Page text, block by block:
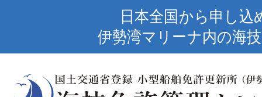
日本全国から申し
伊勢湾マリーナ内の海